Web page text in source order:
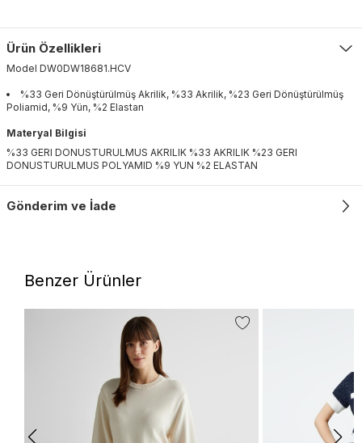
Ürün Özellikleri
Model DW0DW18681.HCV
%33 Geri Dönüştürülmüş Akrilik, %33 Akrilik, %23 Geri Dönüştürülmüş
Poliamid, %9 Yün, %2 Elastan
Materyal Bilgisi
%33 GERI DONUSTURULMUS AKRILIK %33 AKRILIK %23 GERI
DONUSTURULMUS POLYAMID %9 YUN %2 ELASTAN
Gönderim ve İade
Benzer Ürünler